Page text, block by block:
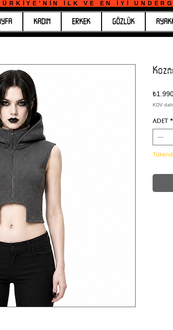
İLK VE EN İYİ
KADIN ERKEK GÖZLÜK
KDV
Adet *
Tükendi